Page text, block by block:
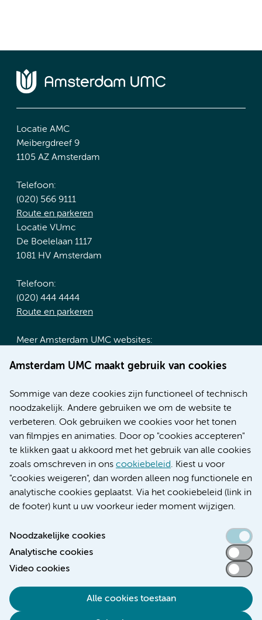
Amsterdam UMC maakt gebruik van cookies
Sommige van deze cookies zijn functioneel of technisch
noodzakelijk. Andere gebruiken we om de website te
verbeteren. Ook gebruiken we cookies voor het tonen
van filmpjes en animaties. Door op "cookies accepteren"
te klikken gaat u akkoord met het gebruik van alle cookies
zoals omschreven in ons cookiebeleid. Kiest u voor
"cookies weigeren", dan worden alleen nog functionele en
analytische cookies geplaatst. Via het cookiebeleid (link in
de footer) kunt u uw voorkeur ieder moment wijzigen.
Noodzakelijke cookies
Analytische cookies
Video cookies
Alle cookies toestaan
Locatie AMC
Meibergdreef 9
1105 AZ Amsterdam
Telefoon:
(020) 566 9111
Route en parkeren
Locatie VUmc
De Boelelaan 1117
1081 HV Amsterdam
Telefoon:
(020) 444 4444
Route en parkeren
Meer Amsterdam UMC websites:
Werken bij Amsterdam UMC
Nieuws
Research
Educatie locatie AMC
Educatie locatie VUmc
Verwijzen & diagnostiek
Toegankelijkheidsverklaring
Cookieverklaring